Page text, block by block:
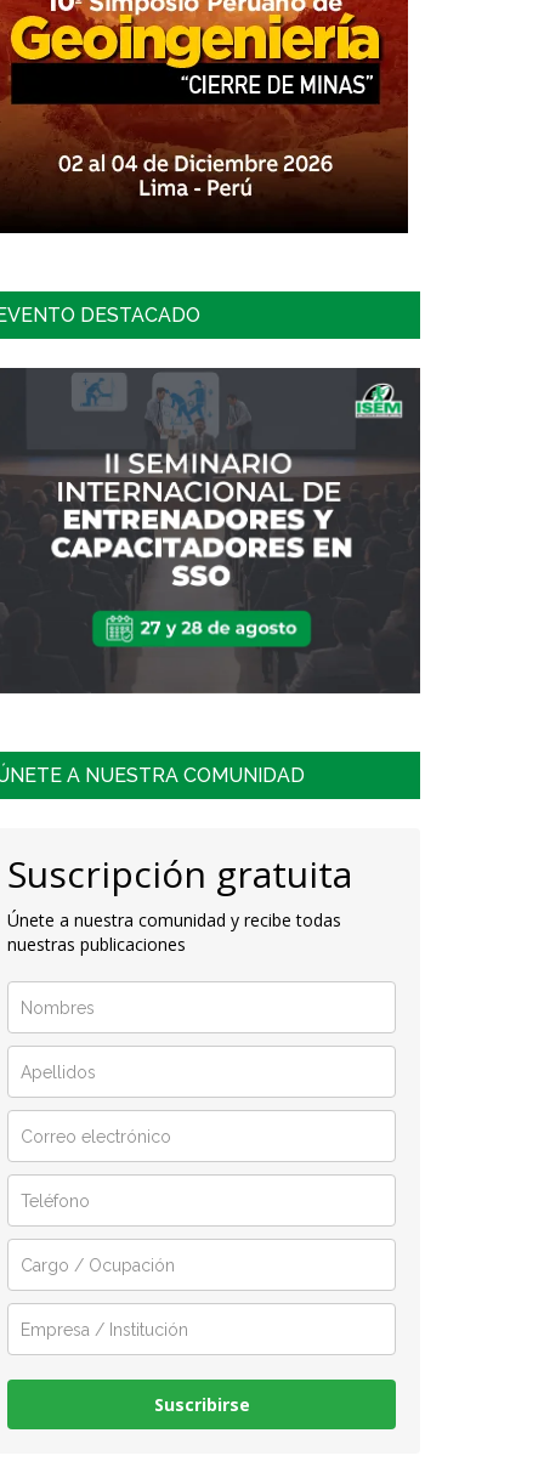
DESTACADO
A NUESTRA COMUNIDAD
Suscripción gratuita
Únete a nuestra comunidad y recibe todas
nuestras publicaciones
Suscribirse